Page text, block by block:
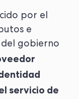
por el
e
del gobierno
servicio de